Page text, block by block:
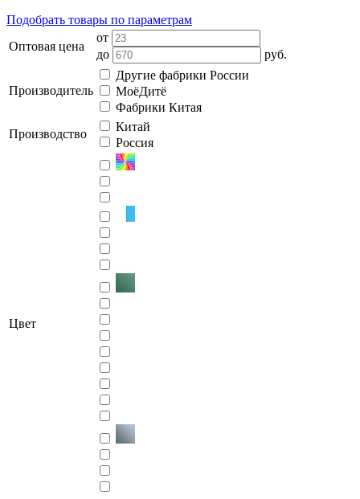
Подобрать товары по параметрам
Оптовая цена
от
до
руб.
Производитель
Другие фабрики России
МоёДитё
Фабрики Китая
Производство
Китай
Россия
Цвет